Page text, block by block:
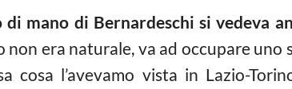
mano di Bernardeschi si vedeva
era naturale, va ad occupare uno
cosa l’avevamo vista in Lazio-